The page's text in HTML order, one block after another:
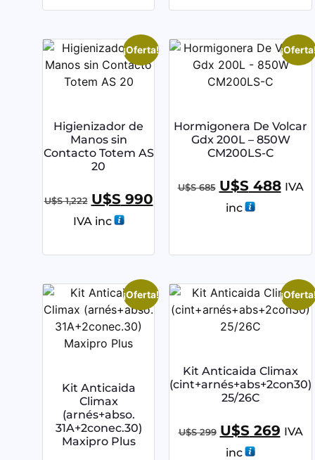
¡Oferta!
Higienizador de
Manos sin
Contacto Totem AS
20
U$S1,222 U$S990
IVA inc
Hormigonera De Volcar
Gdx 200L – 850W
CM200LS-C
U$S685 U$S488 IVA
inc
¡Oferta!
Kit Anticaida
Climax
(arnés+abso.
31A+2conec.30)
Maxipro Plus
Kit Anticaida Climax
(cint+arnés+abs+2con30)
25/26C
U$S299 U$S269 IVA
inc